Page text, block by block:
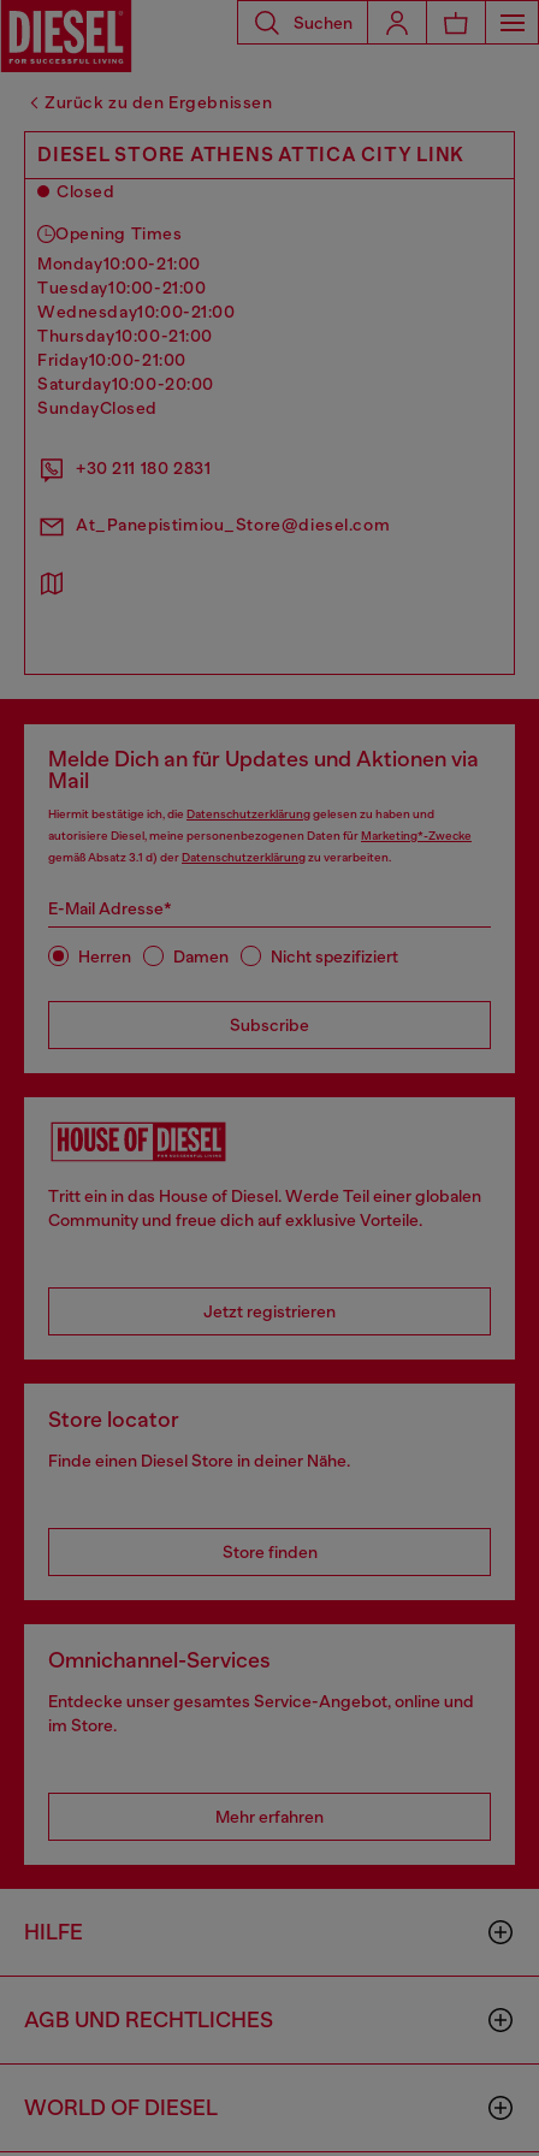
Suchen
Zurück zu den Ergebnissen
DIESEL STORE ATHENS ATTICA CITY LINK
Closed
Opening Times
monday10:00-21:00
tuesday10:00-21:00
wednesday10:00-21:00
thursday10:00-21:00
friday10:00-21:00
saturday10:00-20:00
sundayClosed
+30 211 180 2831
At_Panepistimiou_Store@diesel.com
Melde Dich an für Updates und Aktionen via
Mail
Hiermit bestätige ich, die Datenschutzerklärunggelesen zu haben und
autorisiere Diesel, meine personenbezogenen Daten fürMarketing*-Zwecke
gemäß Absatz 3.1 d) derDatenschutzerklärungzu verarbeiten.
E-Mail Adresse*
Herren Damen Nicht spezifiziert
Subscribe
Tritt ein in das House of Diesel. Werde Teil einer globalen
Community und freue dich auf exklusive Vorteile.
Jetzt registrieren
Store locator
Finde einen Diesel Store in deiner Nähe.
Store finden
Omnichannel-Services
Entdecke unser gesamtes Service-Angebot, online und
im Store.
Mehr erfahren
HILFE
AGB UND RECHTLICHES
WORLD OF DIESEL